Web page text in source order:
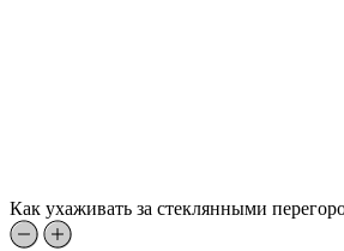
Как ухаживать за стеклянными